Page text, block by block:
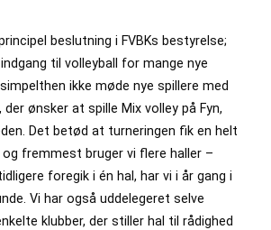
beslutning i FVBKs bestyrelse;
til volleyball for mange nye
ikke møde nye spillere med
der ønsker at spille Mix volley på Fyn,
Det betød at turneringen fik en helt
fremmest bruger vi flere haller –
foregik i én hal, har vi i år gang i
Vi har også uddelegeret selve
klubber, der stiller hal til rådighed